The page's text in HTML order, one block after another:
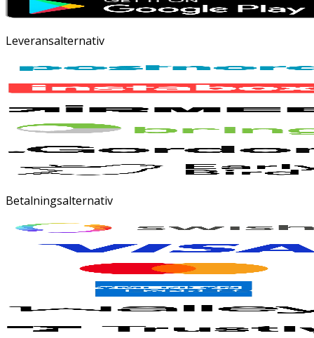
Leveransalternativ
Betalningsalternativ